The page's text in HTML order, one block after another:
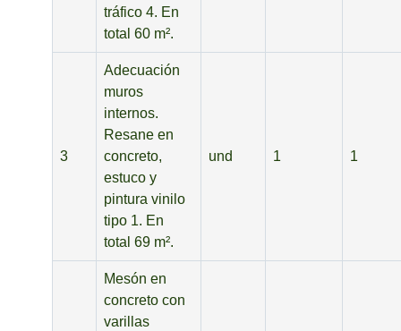
tráfico 4. En
total 60 m².
3
Adecuación
muros
internos.
Resane en
concreto,
estuco y
pintura vinilo
tipo 1. En
total 69 m².
und 1 1
Mesón en
concreto con
varillas